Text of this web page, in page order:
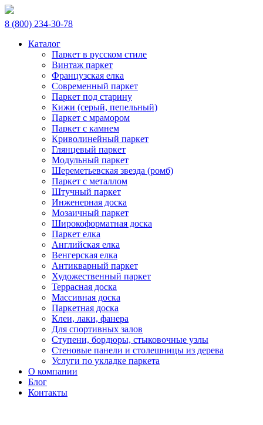
8 (800) 234-30-78
Каталог
Паркет в русском стиле
Винтаж паркет
Французская елка
Современный паркет
Паркет под старину
Кижи (серый, пепельный)
Паркет с мрамором
Паркет с камнем
Криволинейный паркет
Глянцевый паркет
Модульный паркет
Шереметьевская звезда (ромб)
Паркет с металлом
Штучный паркет
Инженерная доска
Мозаичный паркет
Широкоформатная доска
Паркет елка
Английская елка
Венгерская елка
Антикварный паркет
Художественный паркет
Террасная доска
Массивная доска
Паркетная доска
Клеи, лаки, фанера
Для спортивных залов
Ступени, бордюры, стыковочные узлы
Стеновые панели и столешницы из дерева
Услуги по укладке паркета
О компании
Блог
Контакты